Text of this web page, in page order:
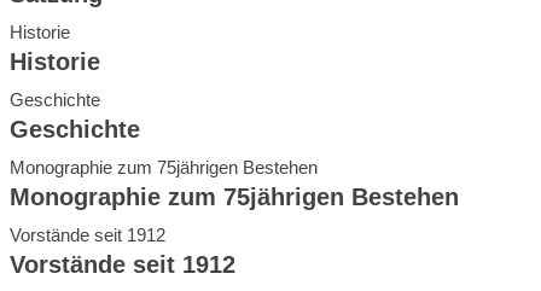
Historie
Historie
Geschichte
Geschichte
Monographie zum 75jährigen Bestehen
Monographie zum 75jährigen Bestehen
Vorstände seit 1912
Vorstände seit 1912